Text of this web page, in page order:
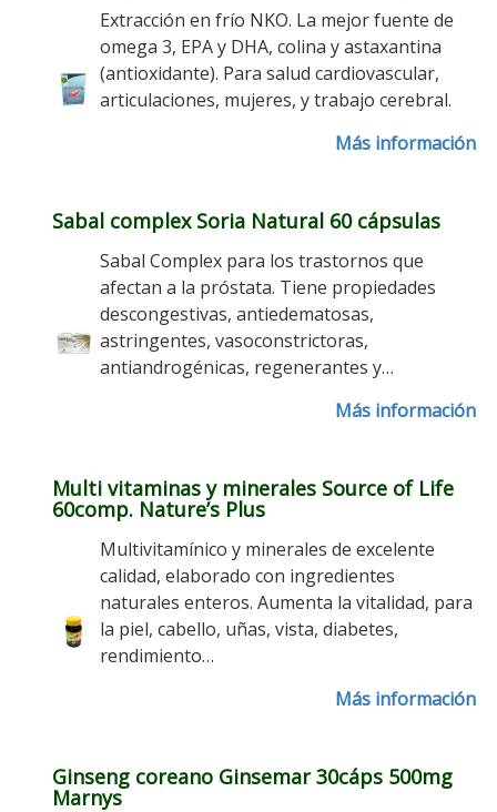
Extracción en frío NKO. La mejor fuente de
omega 3, EPA y DHA, colina y astaxantina
(antioxidante). Para salud cardiovascular,
articulaciones, mujeres, y trabajo cerebral.
Más información
Sabal complex Soria Natural 60 cápsulas
Sabal Complex para los trastornos que
afectan a la próstata. Tiene propiedades
descongestivas, antiedematosas,
astringentes, vasoconstrictoras,
antiandrogénicas, regenerantes y…
Más información
Multi vitaminas y minerales Source of Life
60comp. Nature’s Plus
Multivitamínico y minerales de excelente
calidad, elaborado con ingredientes
naturales enteros. Aumenta la vitalidad, para
la piel, cabello, uñas, vista, diabetes,
rendimiento…
Más información
Ginseng coreano Ginsemar 30cáps 500mg
Marnys